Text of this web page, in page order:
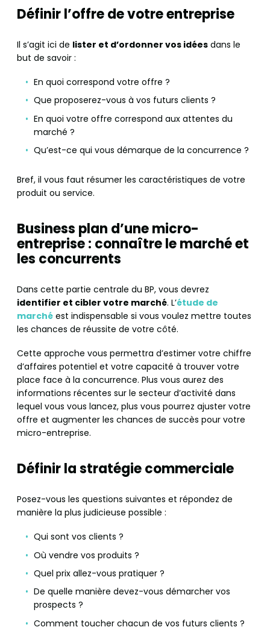
Définir l’offre de votre entreprise
Il s’agit ici de lister et d’ordonner vos idées dans le
but de savoir :
En quoi correspond votre offre ?
Que proposerez-vous à vos futurs clients ?
En quoi votre offre correspond aux attentes du
marché ?
Qu’est-ce qui vous démarque de la concurrence ?
Bref, il vous faut résumer les caractéristiques de votre
produit ou service.
Business plan d’une micro-
entreprise : connaître le marché et
les concurrents
Dans cette partie centrale du BP, vous devrez
identifier et cibler votre marché. L’étude de
marché est indispensable si vous voulez mettre toutes
les chances de réussite de votre côté.
Cette approche vous permettra d’estimer votre chiffre
d’affaires potentiel et votre capacité à trouver votre
place face à la concurrence. Plus vous aurez des
informations récentes sur le secteur d’activité dans
lequel vous vous lancez, plus vous pourrez ajuster votre
offre et augmenter les chances de succès pour votre
micro-entreprise.
Définir la stratégie commerciale
Posez-vous les questions suivantes et répondez de
manière la plus judicieuse possible :
Qui sont vos clients ?
Où vendre vos produits ?
Quel prix allez-vous pratiquer ?
De quelle manière devez-vous démarcher vos
prospects ?
Comment toucher chacun de vos futurs clients ?